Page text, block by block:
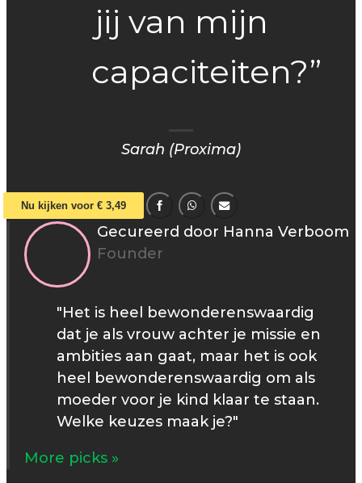
jij van mijn
capaciteiten?”
Sarah (Proxima)
Nu kijken voor € 3,49
Gecureerd door Hanna Verboom
Founder
"Het is heel bewonderenswaardig
dat je als vrouw achter je missie en
ambities aan gaat, maar het is ook
heel bewonderenswaardig om als
moeder voor je kind klaar te staan.
Welke keuzes maak je?"
More picks